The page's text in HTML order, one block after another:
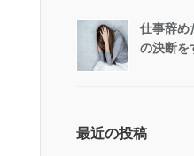
仕事辞め
の決断を
最近の投稿